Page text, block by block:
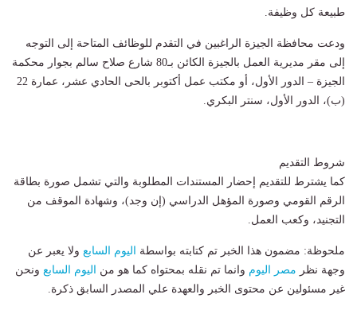
طبيعة كل وظيفة.
ودعت محافظة الجيزة الراغبين في التقدم للوظائف المتاحة إلى التوجه
إلى مقر مديرية العمل بالجيزة الكائن بـ80 شارع صلاح سالم بجوار محكمة
الجيزة – الدور الأول، أو مكتب عمل أكتوبر بالحى الحادي عشر، عمارة 22
(ب)، الدور الأول، سنتر البكري.
شروط التقديم
كما يشترط للتقديم إحضار المستندات المطلوبة والتي تشمل صورة بطاقة
الرقم القومي وصورة المؤهل الدراسي (إن وجد)، وشهادة الموقف من
التجنيد، وكعب العمل.
ملحوظة: مضمون هذا الخبر تم كتابته بواسطة اليوم السابع ولا يعبر عن
وجهة نظر مصر اليوم وانما تم نقله بمحتواه كما هو من اليوم السابع ونحن
غير مسئولين عن محتوى الخبر والعهدة علي المصدر السابق ذكرة.